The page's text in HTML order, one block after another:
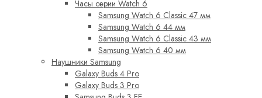
Часы серии Watch 6
Samsung Watch 6 Classic 47 мм
Samsung Watch 6 44 мм
Samsung Watch 6 Classic 43 мм
Samsung Watch 6 40 мм
Наушники Samsung
Galaxy Buds 4 Pro
Galaxy Buds 3 Pro